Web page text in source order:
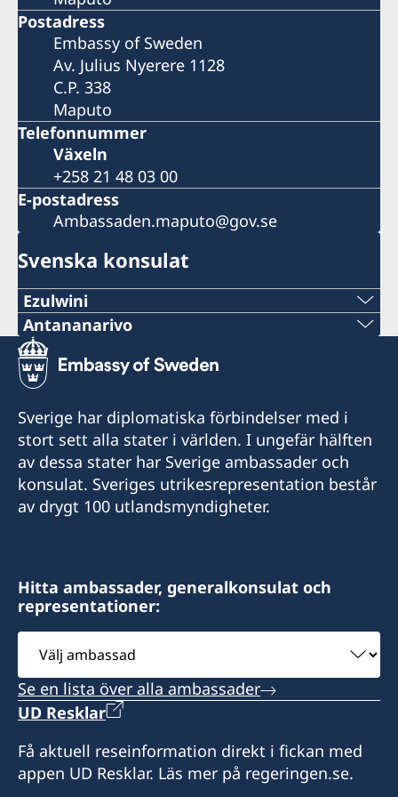
Postadress
Embassy of Sweden
Av. Julius Nyerere 1128
C.P. 338
Maputo
Telefonnummer
Växeln
+258 21 48 03 00
E-postadress
Ambassaden.maputo@gov.se
Svenska konsulat
Ezulwini
Tel:
+268 2416-1156
swedishconsulate.eswatini@gmail.com
Nyonyane Street, Corner Plaza, Ezulwini,
Eswatini
Svenska ambassaden i Maputo är
sidoackrediterad till Eswatini. Svenska
besökare i Eswatini kan vid behov kontakta
konsulatet. Det går även bra att ta kontakt med
svenska ambassaden i Maputo.
Anita Jones
Antananarivo
Mobil och Whatsapp:
+261 32 69 449 06
E-post:
sweden.mgaconsulate@gmail.com
Villa Hacienda,
Kontakta konsulatet för att boka tid.
Svenska ambassaden i Maputo är
sidoackrediterad till Madagaskar. Svenska
besökare i Madagaskar kan vid behov kontakta
konsulatet. Det går även bra att ta kontakt med
svenska ambassaden i Maputo.
Honorärkonsul
Sverige har diplomatiska förbindelser med i
stort sett alla stater i världen. I ungefär hälften
av dessa stater har Sverige ambassader och
konsulat. Sveriges utrikesrepresentation består
av drygt 100 utlandsmyndigheter.
Hitta ambassader, generalkonsulat och
representationer:
Välj
ambassad
Se en lista över alla ambassader
UD Resklar
Få aktuell reseinformation direkt i fickan med
appen UD Resklar. Läs mer på regeringen.se.